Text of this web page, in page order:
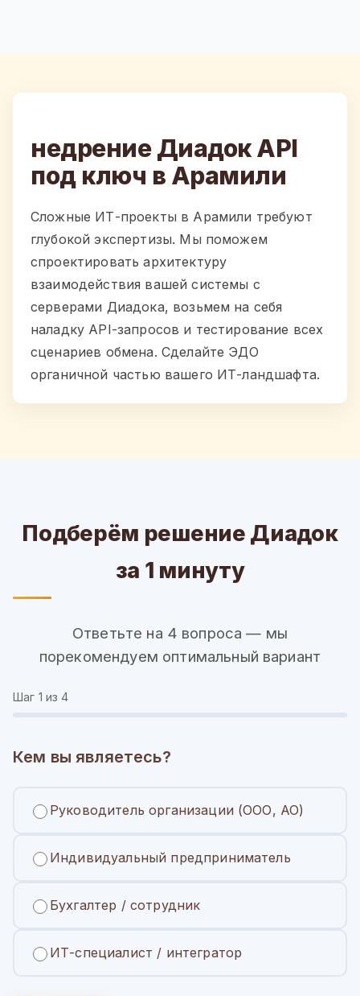
недрение Диадок API
под ключ в Арамили
Сложные ИТ-проекты в Арамили требуют
глубокой экспертизы. Мы поможем
спроектировать архитектуру
взаимодействия вашей системы с
серверами Диадока, возьмем на себя
наладку API-запросов и тестирование всех
сценариев обмена. Сделайте ЭДО
органичной частью вашего ИТ-ландшафта.
Подберём решение Диадок
за 1 минуту
Ответьте на 4 вопроса — мы
порекомендуем оптимальный вариант
Шаг 1 из 4
Кем вы являетесь?
Руководитель организации (ООО, АО)
Индивидуальный предприниматель
Бухгалтер / сотрудник
ИТ-специалист / интегратор